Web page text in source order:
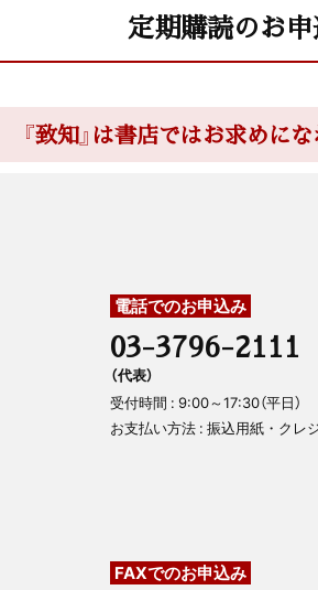
まんが＜うちの社長の器学＞
神保あつし
定期購読のお
『致知』は書店ではお求めにな
電話でのお申込み
03-3796-2111
（代表）
受付時間 : 9:00～17:30（平日）
お支払い方法 : 振込用紙・クレ
FAXでのお申込み